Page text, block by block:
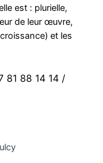
est : plurielle,
de leur œuvre,
et les
81 88 14 14 /